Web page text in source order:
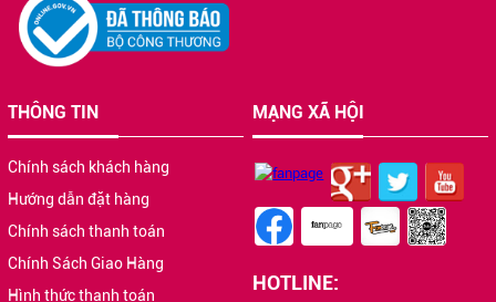
THÔNG TIN
Chính sách khách hàng
Hướng dẫn đặt hàng
Chính sách thanh toán
Chính Sách Giao Hàng
Hình thức thanh toán
MẠNG XÃ HỘI
HOTLINE: